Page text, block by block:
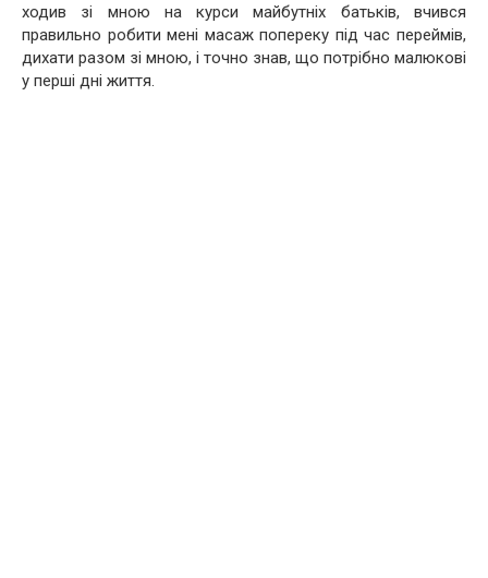
ходив зі мною на курси майбутніх батьків, вчився
правильно робити мені масаж попереку під час переймів,
дихати разом зі мною, і точно знав, що потрібно малюкові
у перші дні життя.